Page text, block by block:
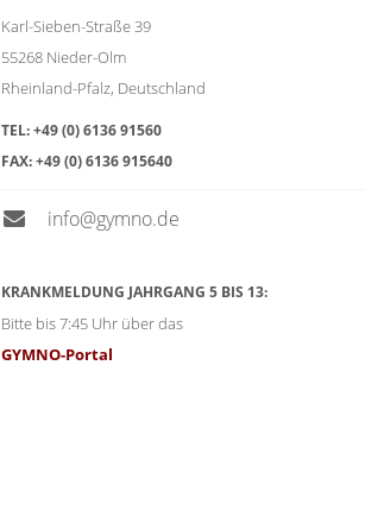
Karl-Sieben-Straße 39
55268 Nieder-Olm
Rheinland-Pfalz, Deutschland
TEL:+49 (0) 6136 91560
FAX:+49 (0) 6136 915640
info@gymno.de
KRANKMELDUNG JAHRGANG 5 BIS 13:
Bitte bis 7:45 Uhr über das
GYMNO-Portal